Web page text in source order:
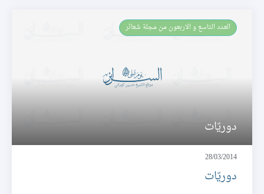
العـدد التاسع و الاربعون من مجلة شعائر
دوريّات
28/03/2014
دوريّات